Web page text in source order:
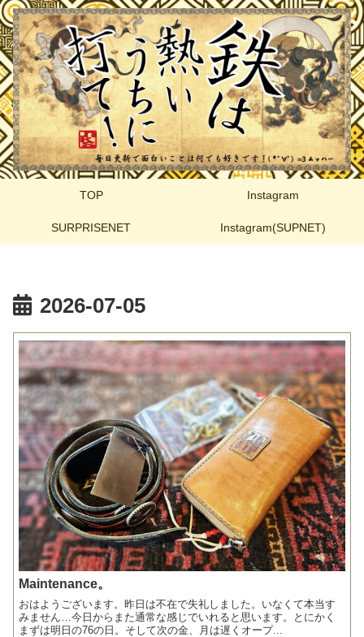
TOP Instagram
SURPRISENET Instagram(SUPNET)
2026-07-05
Maintenance。
おはようございます。昨日は不在で失礼しました。いなくて本当す
みません…今日からまた通常な感じでいれると思います。とにかく
まずは明日の76の日。そして次の金、月は遅くオープ...